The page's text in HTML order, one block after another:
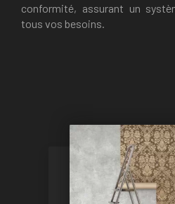
conformité, assurant un
tous vos besoins.